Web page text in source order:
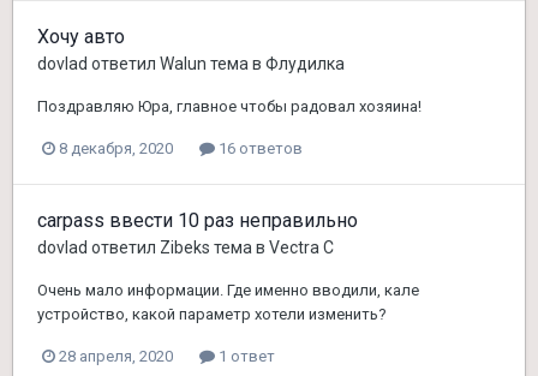
Хочу авто
dovlad ответил Walun тема в Флудилка
Поздравляю Юра, главное чтобы радовал хозяина!
8 декабря, 2020 16 ответов
carpass ввести 10 раз неправильно
dovlad ответил Zibeks тема в Vectra C
Очень мало информации. Где именно вводили, кале
устройство, какой параметр хотели изменить?
28 апреля, 2020 1 ответ